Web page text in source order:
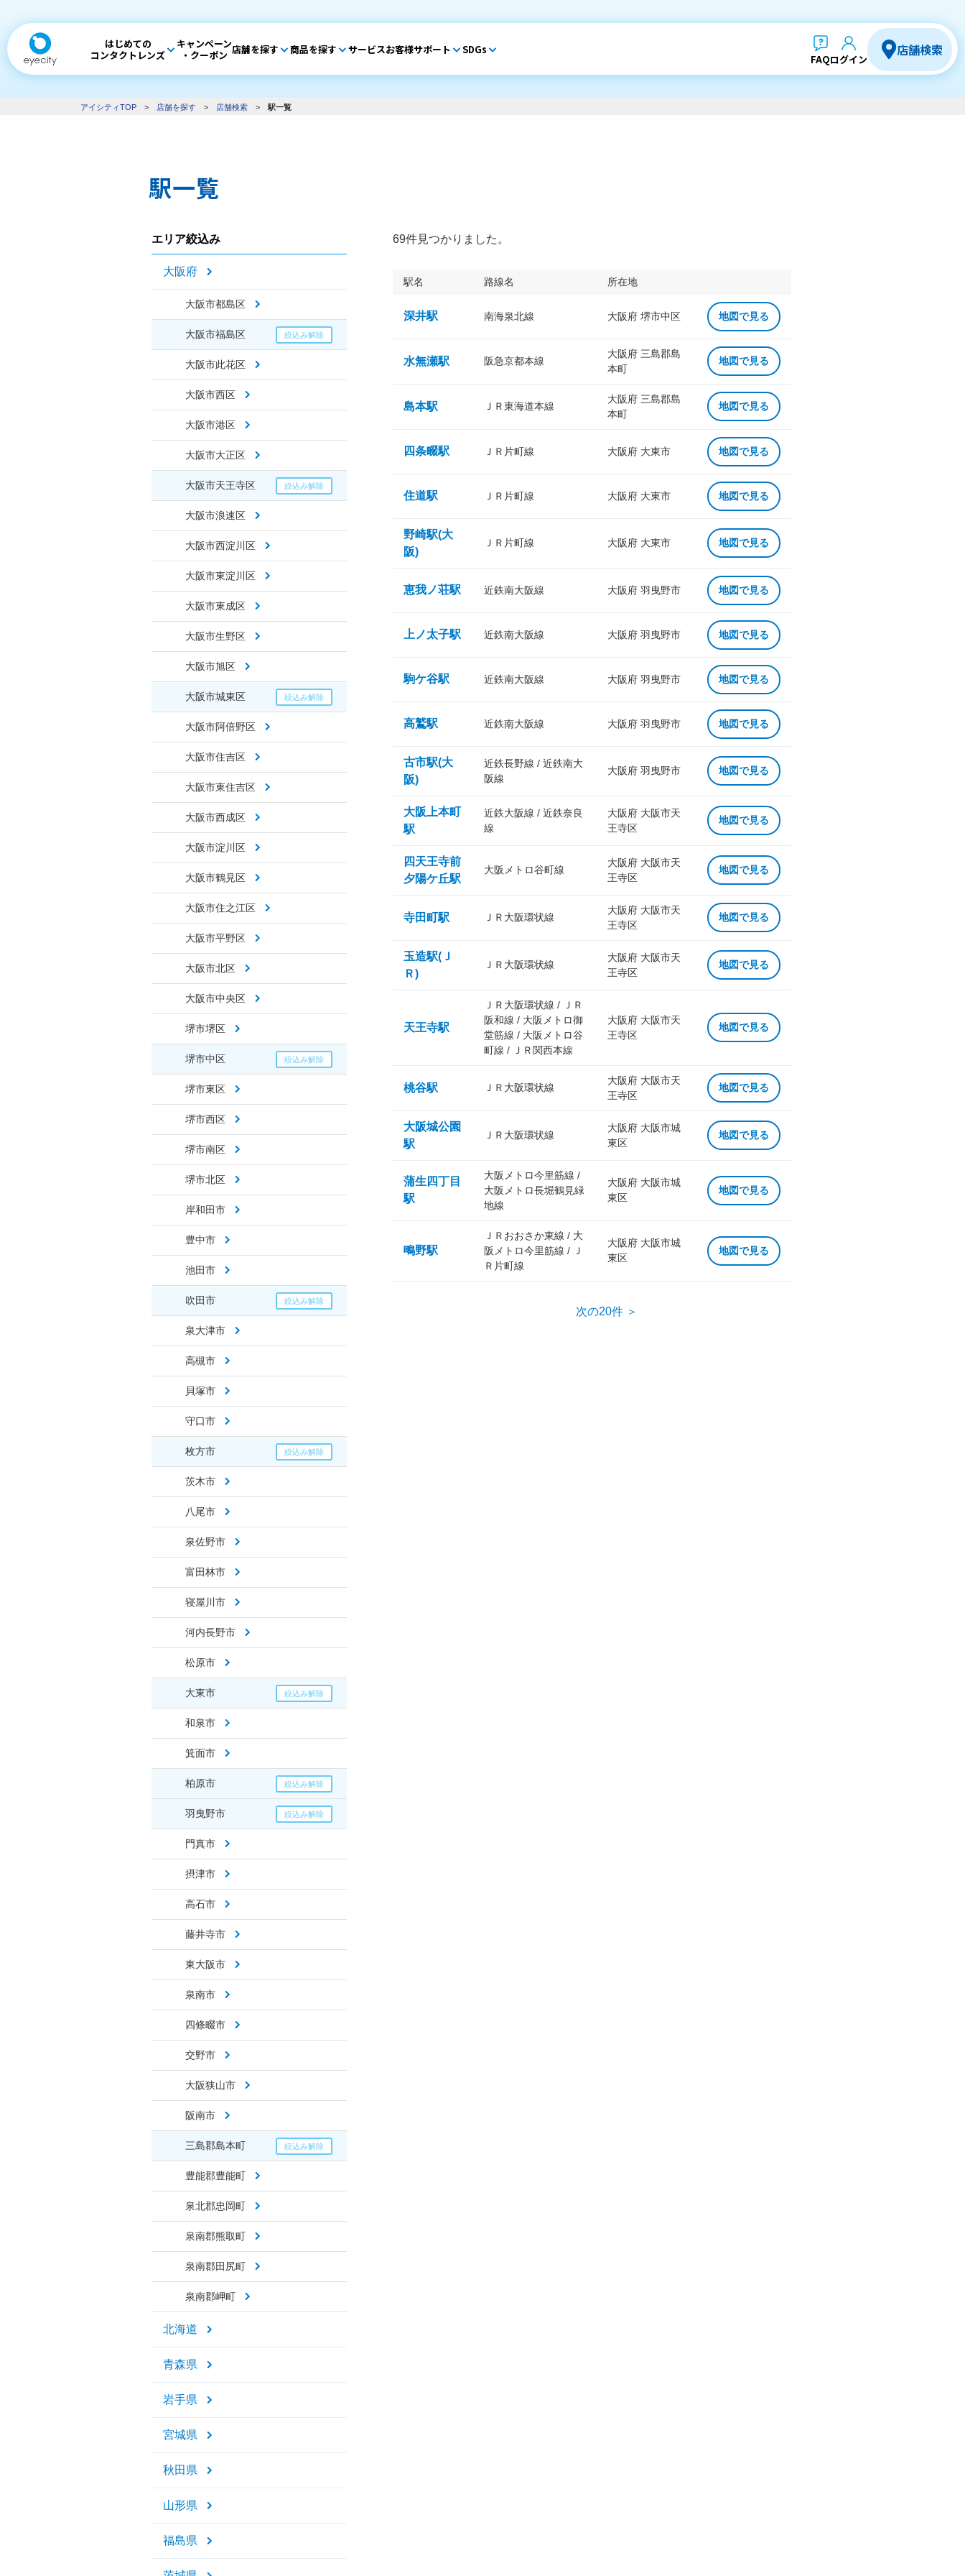
はじめての
コンタクトレンズ
キャンペーン
・クーポン 店舗を探す 商品を探す サービスお客様サポート SDGs
FAQログイン
店舗検索
アイシティTOP > 店舗を探す > 店舗検索 > 駅一覧
駅一覧
エリア絞込み
大阪府
大阪市都島区
大阪市福島区
大阪市此花区
大阪市西区
大阪市港区
大阪市大正区
大阪市天王寺区
大阪市浪速区
大阪市西淀川区
大阪市東淀川区
大阪市東成区
大阪市生野区
大阪市旭区
大阪市城東区
大阪市阿倍野区
大阪市住吉区
大阪市東住吉区
大阪市西成区
大阪市淀川区
大阪市鶴見区
大阪市住之江区
大阪市平野区
大阪市北区
大阪市中央区
堺市堺区
堺市中区
堺市東区
堺市西区
堺市南区
堺市北区
岸和田市
豊中市
池田市
吹田市
泉大津市
高槻市
貝塚市
守口市
枚方市
茨木市
八尾市
泉佐野市
富田林市
寝屋川市
河内長野市
松原市
大東市
和泉市
箕面市
柏原市
羽曳野市
門真市
摂津市
高石市
藤井寺市
東大阪市
泉南市
四條畷市
交野市
大阪狭山市
阪南市
三島郡島本町
豊能郡豊能町
泉北郡忠岡町
泉南郡熊取町
泉南郡田尻町
泉南郡岬町
北海道
青森県
岩手県
宮城県
秋田県
山形県
福島県
69件見つかりました。
駅名 路線名 所在地
深井駅 南海泉北線 大阪府 堺市中区 地図で見る
水無瀬駅 阪急京都本線
大阪府 三島郡島
本町
地図で見る
島本駅 ＪＲ東海道本線
大阪府 三島郡島
本町
地図で見る
四条畷駅 ＪＲ片町線 大阪府 大東市 地図で見る
住道駅 ＪＲ片町線 大阪府 大東市 地図で見る
野崎駅(大
阪)
ＪＲ片町線 大阪府 大東市 地図で見る
恵我ノ荘駅 近鉄南大阪線 大阪府 羽曳野市 地図で見る
上ノ太子駅 近鉄南大阪線 大阪府 羽曳野市 地図で見る
駒ケ谷駅 近鉄南大阪線 大阪府 羽曳野市 地図で見る
高鷲駅 近鉄南大阪線 大阪府 羽曳野市 地図で見る
古市駅(大
阪)
近鉄長野線 / 近鉄南大
阪線
大阪府 羽曳野市 地図で見る
大阪上本町
駅
近鉄大阪線 / 近鉄奈良
線
大阪府 大阪市天
王寺区
地図で見る
四天王寺前
夕陽ケ丘駅
大阪メトロ谷町線
大阪府 大阪市天
王寺区
地図で見る
寺田町駅 ＪＲ大阪環状線
大阪府 大阪市天
王寺区
地図で見る
玉造駅(Ｊ
Ｒ)
ＪＲ大阪環状線
大阪府 大阪市天
王寺区
地図で見る
天王寺駅
ＪＲ大阪環状線 / ＪＲ
阪和線 / 大阪メトロ御
堂筋線 / 大阪メトロ谷
町線 / ＪＲ関西本線
大阪府 大阪市天
王寺区
地図で見る
桃谷駅 ＪＲ大阪環状線
大阪府 大阪市天
王寺区
地図で見る
大阪城公園
駅
ＪＲ大阪環状線
大阪府 大阪市城
東区
地図で見る
蒲生四丁目
駅
大阪メトロ今里筋線 /
大阪メトロ長堀鶴見緑
地線
大阪府 大阪市城
東区
地図で見る
鴫野駅
ＪＲおおさか東線 / 大
阪メトロ今里筋線 / Ｊ
Ｒ片町線
大阪府 大阪市城
東区
地図で見る
次の20件 ＞